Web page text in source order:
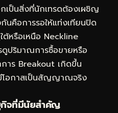
นสิ่งที่นักเทรดต้องเผชิญ
นคือการรอให้แท่งเทียนปิด
ต้หรือเหนือ Neckline
ปริมาณการซื้อขายหรือ
าร Breakout เกิดขึ้น
โอกาสเป็นสัญญาณจริง
กิจที่มีนัยสำคัญ